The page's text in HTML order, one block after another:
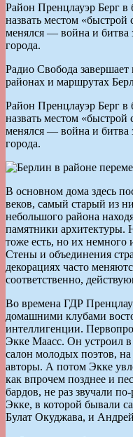
Район Пренцлауэр Берг
назвать местом
менялся — война и битва
города.
Радио Свобода
районах и маршрутах
Район Пренцлауэр Берг
назвать местом
менялся — война и битва
города.
В основном дома здесь
веков, самый старый из
небольшого района
памятники архитектуры.
тоже есть, но их немного
Стены и объединения
декорациях часто
соответственно,
Во времена ГДР
домашними клубами
интеллигенции.
Экке Маасс. Он устроил в
салон молодых поэтов,
авторы. А потом Экке
как впрочем позднее и
бардов, не раз звучали
Экке, в которой бывали
Булат Окуджава, и